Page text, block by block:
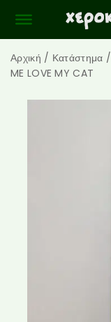
Αρχική / Κατάστημα /
ME LOVE MY CAT